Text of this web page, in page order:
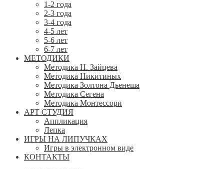
1-2 года
2-3 года
3-4 года
4-5 лет
5-6 лет
6-7 лет
МЕТОДИКИ
Методика Н. Зайцева
Методика Никитиных
Методика Золтона Дьенеша
Методика Сегена
Методика Монтессори
АРТ СТУДИЯ
Аппликация
Лепка
ИГРЫ НА ЛИПУЧКАХ
Игры в электронном виде
КОНТАКТЫ